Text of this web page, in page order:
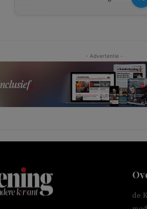
- Advertentie -
de